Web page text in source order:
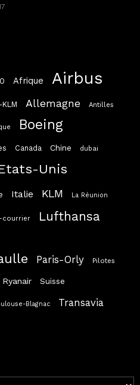
Afrique Airbus
Allemagne Antilles
Boeing
Canada Chine dubai
Unis
Italie KLM La Réunion
courrier Lufthansa
Paris-Orly Pilotes
Ryanair Suisse
Blagnac Transavia